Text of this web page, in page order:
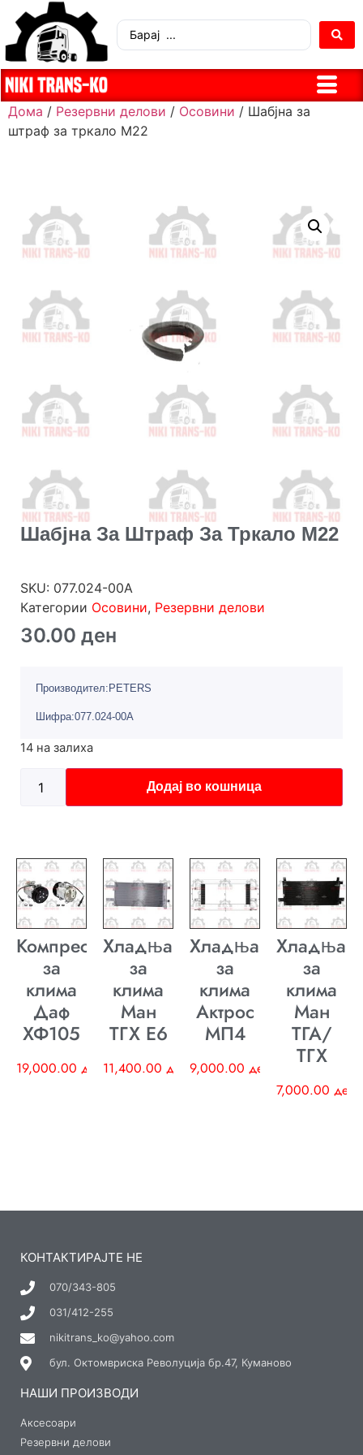
Дома / Резервни делови / Осовини / Шабјна за
штраф за тркало М22
Шабјна За Штраф За Тркало М22
SKU: 077.024-00A
Категории Осовини, Резервни делови
30.00 ден
Производител:PETERS
Шифра:077.024-00A
14 на залиха
Додај во кошница
Компресор
за
клима
Даф
ХФ105
19,000.00 ден
Хладњак
за
клима
Ман
ТГХ E6
11,400.00 ден
Хладњак
за
клима
Актрос
МП4
9,000.00 ден
Хладњак
за
клима
Ман
ТГА/
ТГХ
7,000.00 ден
КОНТАКТИРАЈТЕ НЕ
070/343-805
031/412-255
nikitrans_ko@yahoo.com
бул. Октомвриска Револуција бр.47, Куманово
НАШИ ПРОИЗВОДИ
Аксесоари
Резервни делови